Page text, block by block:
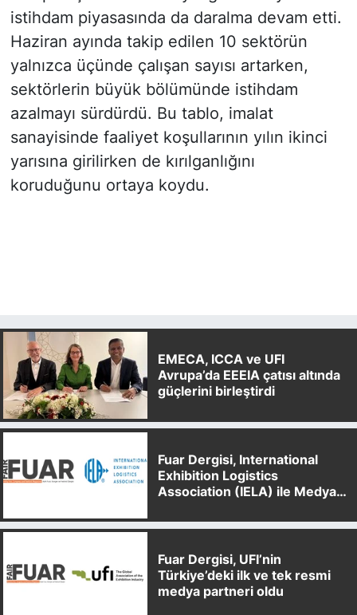
istihdam piyasasında da daralma devam etti.
Haziran ayında takip edilen 10 sektörün
yalnızca üçünde çalışan sayısı artarken,
sektörlerin büyük bölümünde istihdam
azalmayı sürdürdü. Bu tablo, imalat
sanayisinde faaliyet koşullarının yılın ikinci
yarısına girilirken de kırılganlığını
koruduğunu ortaya koydu.
EMECA, ICCA ve UFI
Avrupa’da EEEIA çatısı altında
güçlerini birleştirdi
Fuar Dergisi, International
Exhibition Logistics
Association (IELA) ile Medya
Fuar Dergisi, UFI’nin
Türkiye’deki ilk ve tek resmi
medya partneri oldu